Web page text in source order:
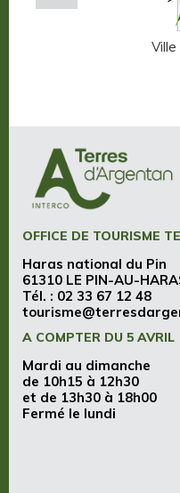
OFFICE DE TOURISME
Haras national du Pin
61310 LE PIN-AU-
Tél. : 02 33 67 12 48
A COMPTER DU 5 AVRIL
Mardi au dimanche
de 10h15 à 12h30
et de 13h30 à 18h00
Fermé le lundi